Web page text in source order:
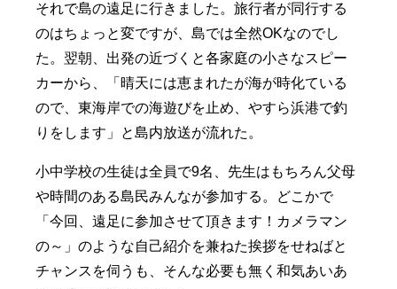
それで島の遠足に行きました。旅行者が同行する
のはちょっと変ですが、島では全然OKなのでし
た。翌朝、出発の近づくと各家庭の小さなスピー
カーから、「晴天には恵まれたが海が時化ている
ので、東海岸での海遊びを止め、やすら浜港で釣
りをします」と島内放送が流れた。
小中学校の生徒は全員で9名、先生はもちろん父母
や時間のある島民みんなが参加する。どこかで
「今回、遠足に参加させて頂きます！カメラマン
の～」のような自己紹介を兼ねた挨拶をせねばと
チャンスを伺うも、そんな必要も無く和気あいあ